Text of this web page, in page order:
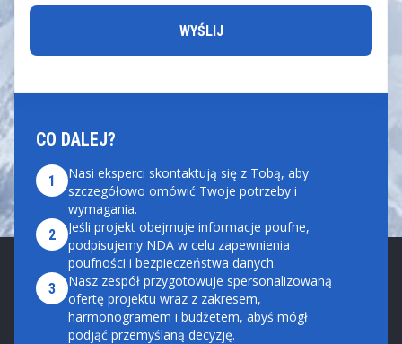
CO DALEJ?
1
Nasi eksperci skontaktują się z Tobą, aby
szczegółowo omówić Twoje potrzeby i
wymagania.
2
Jeśli projekt obejmuje informacje poufne,
podpisujemy NDA w celu zapewnienia
poufności i bezpieczeństwa danych.
3
Nasz zespół przygotowuje spersonalizowaną
ofertę projektu wraz z zakresem,
harmonogramem i budżetem, abyś mógł
podjąć przemyślaną decyzję.